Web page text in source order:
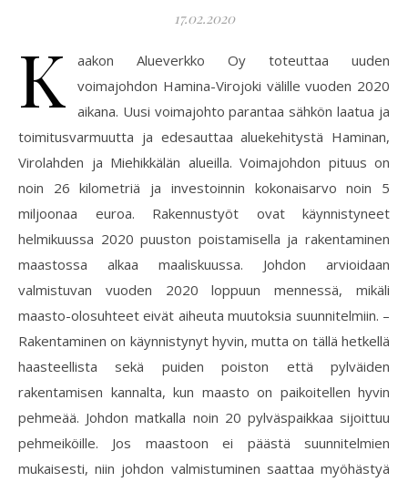
17.02.2020
K
aakon Alueverkko Oy toteuttaa uuden
voimajohdon Hamina-Virojoki välille vuoden 2020
aikana. Uusi voimajohto parantaa sähkön laatua ja
toimitusvarmuutta ja edesauttaa aluekehitystä Haminan,
Virolahden ja Miehikkälän alueilla. Voimajohdon pituus on
noin 26 kilometriä ja investoinnin kokonaisarvo noin 5
miljoonaa euroa. Rakennustyöt ovat käynnistyneet
helmikuussa 2020 puuston poistamisella ja rakentaminen
maastossa alkaa maaliskuussa. Johdon arvioidaan
valmistuvan vuoden 2020 loppuun mennessä, mikäli
maasto-olosuhteet eivät aiheuta muutoksia suunnitelmiin. –
Rakentaminen on käynnistynyt hyvin, mutta on tällä hetkellä
haasteellista sekä puiden poiston että pylväiden
rakentamisen kannalta, kun maasto on paikoitellen hyvin
pehmeää. Johdon matkalla noin 20 pylväspaikkaa sijoittuu
pehmeiköille. Jos maastoon ei päästä suunnitelmien
mukaisesti, niin johdon valmistuminen saattaa myöhästyä